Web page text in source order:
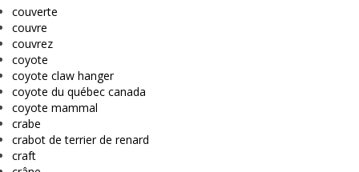
couverte
couvre
couvrez
coyote
coyote claw hanger
coyote du québec canada
coyote mammal
crabe
crabot de terrier de renard
craft